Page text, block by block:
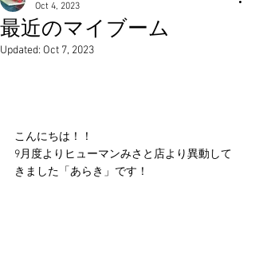
最近のマイブーム
Oct 4, 2023
Updated: Oct 7, 2023
こんにちは！！
9月度よりヒューマンみさと店より異動して
きました「あらき」です！